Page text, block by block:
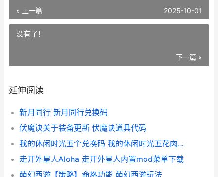
« 上一篇 2025-10-01
没有了！
下一篇 »
延伸阅读
新月同行 新月同行兑换码
伏魔诀关于装备更新 伏魔诀道具代码
我的休闲时光五个兑换码 我的休闲时光五花肉怎么获得
走开外星人Aloha 走开外星人内置mod菜单下载
萌幻西游【策略】命格功能 萌幻西游玩法